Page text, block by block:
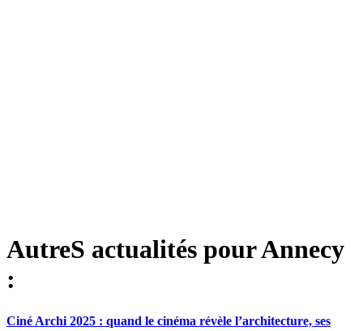
AutreS actualités pour Annecy
:
Ciné Archi 2025 : quand le cinéma révèle l’architecture, ses